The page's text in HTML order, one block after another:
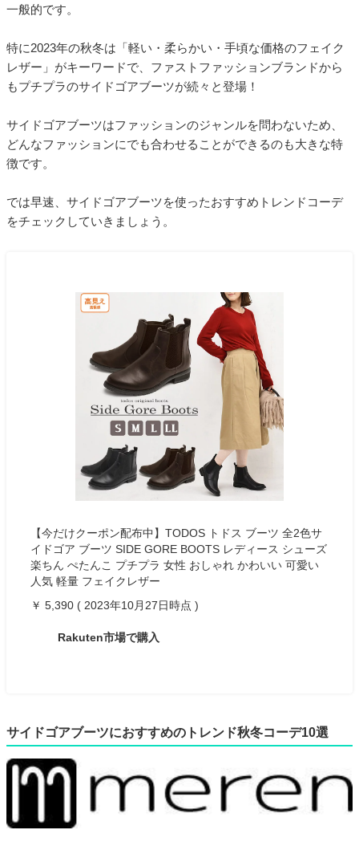
一般的です。
特に2023年の秋冬は「軽い・柔らかい・手頃な価格のフェイク
レザー」がキーワードで、ファストファッションブランドから
もプチプラのサイドゴアブーツが続々と登場！
サイドゴアブーツはファッションのジャンルを問わないため、
どんなファッションにでも合わせることができるのも大きな特
徴です。
では早速、サイドゴアブーツを使ったおすすめトレンドコーデ
をチェックしていきましょう。
【今だけクーポン配布中】TODOS トドス ブーツ 全2色サ
イドゴア ブーツ SIDE GORE BOOTS レディース シューズ
楽ちん ぺたんこ プチプラ 女性 おしゃれ かわいい 可愛い
人気 軽量 フェイクレザー
￥ 5,390 ( 2023年10月27日時点 )
Rakuten市場で購入
サイドゴアブーツにおすすめのトレンド秋冬コーデ10選